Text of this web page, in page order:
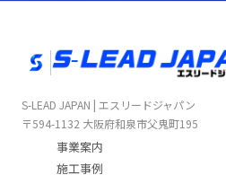
S-LEAD JAPAN | エスリードジャパン
〒594-1132 大阪府和泉市父鬼町195
事業案内
施工事例